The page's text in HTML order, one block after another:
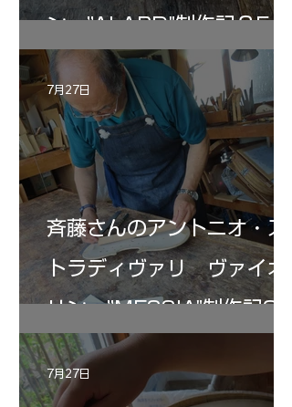
ン ”ALARD"制作記３5
斉藤さんのアントニオ・ス
トラディヴァリ ヴァイオ
リン ”MESSIA"制作記33
7月27日
7月27日